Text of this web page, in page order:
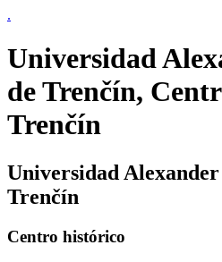
.
Universidad
de Trenčín,
Trenčín
Universidad
Trenčín
Centro histórico